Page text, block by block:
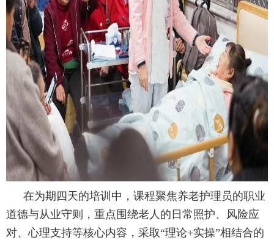
在为期四天的培训中，课程聚焦养老护理员的职业
道德与从业守则，重点围绕老人的日常照护、风险应
对、心理支持等核心内容，采取“理论+实操”相结合的